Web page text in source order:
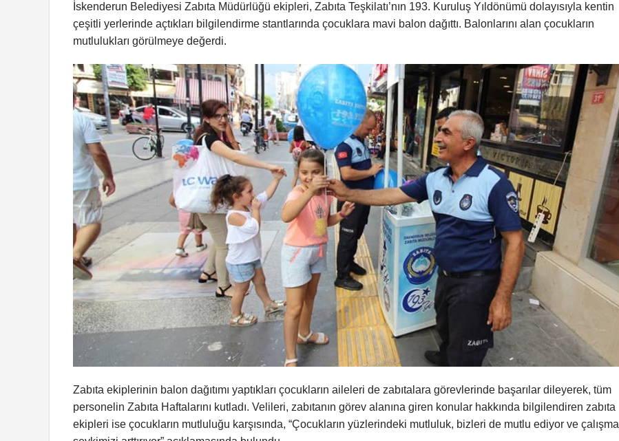
İskenderun Belediyesi Zabıta Müdürlüğü ekipleri, Zabıta Teşkilatı’nın 193. Kuruluş Yıldönümü dolayısıyla kentin
çeşitli yerlerinde açtıkları bilgilendirme stantlarında çocuklara mavi balon dağıttı. Balonlarını alan çocukların
mutlulukları görülmeye değerdi.
Zabıta ekiplerinin balon dağıtımı yaptıkları çocukların aileleri de zabıtalara görevlerinde başarılar dileyerek, tüm
personelin Zabıta Haftalarını kutladı. Velileri, zabıtanın görev alanına giren konular hakkında bilgilendiren zabıta
ekipleri ise çocukların mutluluğu karşısında, “Çocukların yüzlerindeki mutluluk, bizleri de mutlu ediyor ve çalışma